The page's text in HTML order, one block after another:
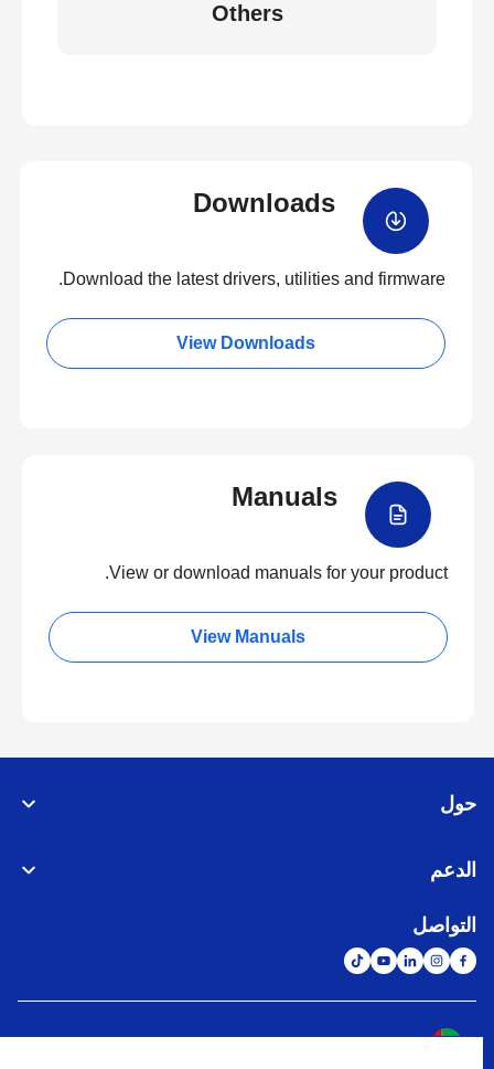
Others
Downloads
Download the latest drivers, utilities and firmware.
View Downloads
Manuals
View or download manuals for your product.
View Manuals
حول
الدعم
التواصل